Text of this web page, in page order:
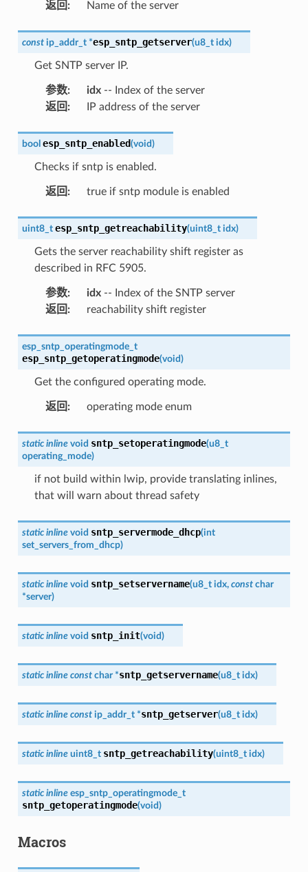
返回 : Name of the server
const ip_addr_t *esp_sntp_getserver(u8_t idx)
Get SNTP server IP.
参数: idx-- Index of the server
返回 : IP address of the server
bool esp_sntp_enabled(void)
Checks if sntp is enabled.
返回 : true if sntp module is enabled
uint8_t esp_sntp_getreachability(uint8_t idx)
Gets the server reachability shift register as
described in RFC 5905.
参数: idx-- Index of the SNTP server
返回 : reachability shift register
esp_sntp_operatingmode_t
esp_sntp_getoperatingmode(void)
Get the configured operating mode.
返回 : operating mode enum
static inline void sntp_setoperatingmode(u8_t
operating_mode)
if not build within lwip, provide translating inlines,
that will warn about thread safety
static inline void sntp_servermode_dhcp(int
set_servers_from_dhcp)
static inline void sntp_setservername(u8_t idx, const char
*server)
static inline void sntp_init(void)
static inline const char *sntp_getservername(u8_t idx)
static inline const ip_addr_t *sntp_getserver(u8_t idx)
static inline uint8_t sntp_getreachability(uint8_t idx)
static inline esp_sntp_operatingmode_t
sntp_getoperatingmode(void)
Macros